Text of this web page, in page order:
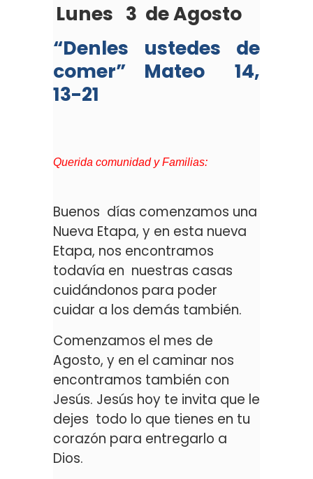
Lunes 3 de Agosto
“Denles ustedes de
comer”
Mateo 14,
13-21
Querida comunidad y Familias:
Buenos días comenzamos una
Nueva Etapa, y en esta nueva
Etapa, nos encontramos
todavía en nuestras casas
cuidándonos para poder
cuidar a los demás también.
Comenzamos el mes de
Agosto, y en el caminar nos
encontramos también con
Jesús. Jesús hoy te invita que le
dejes todo lo que tienes en tu
corazón para entregarlo a
Dios.